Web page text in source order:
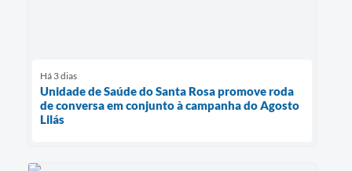
Há 3 dias
Unidade de Saúde do Santa Rosa promove roda
de conversa em conjunto à campanha do Agosto
Lilás